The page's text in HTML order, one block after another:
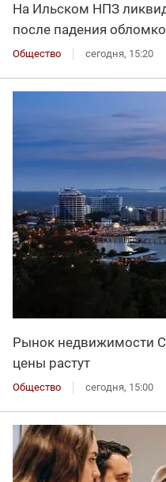
На Ильском НПЗ
после падения
Общество сегодня, 15:20
Рынок недвижимости
цены растут
Общество сегодня, 15:00